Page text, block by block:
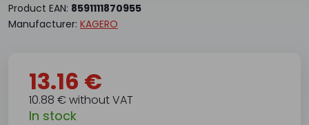
Product EAN: 8591111870955
Manufacturer: KAGERO
13.16 €
10.88 € without VAT
In stock